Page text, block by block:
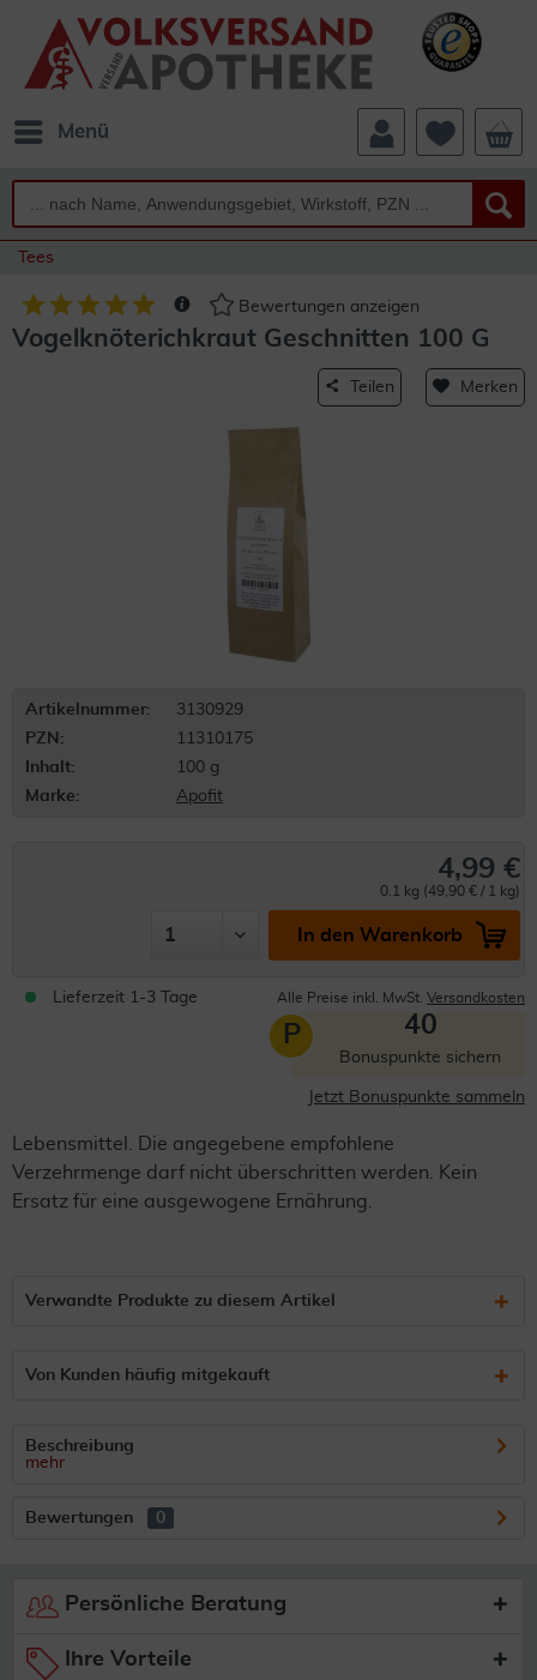
Menü
Tees
Bewertungen anzeigen
Vogelknöterichkraut Geschnitten 100 G
Teilen Merken
Artikelnummer:
3130929
PZN:
11310175
Inhalt:
100 g
Marke:
Apofit
4,99 €
0.1 kg (49,90 € / 1 kg)
In den Warenkorb
Lieferzeit 1-3 Tage Alle Preise inkl. MwSt. Versandkosten
P 40
Bonuspunkte sichern
Jetzt Bonuspunkte sammeln
Lebensmittel. Die angegebene empfohlene
Verzehrmenge darf nicht überschritten werden. Kein
Ersatz für eine ausgewogene Ernährung.
Verwandte Produkte zu diesem Artikel
Von Kunden häufig mitgekauft
Beschreibung
mehr
Bewertungen 0
Persönliche Beratung
Ihre Vorteile